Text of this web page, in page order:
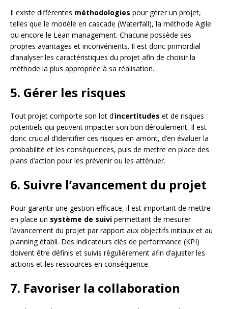
Il existe différentes méthodologies pour gérer un projet,
telles que le modèle en cascade (Waterfall), la méthode Agile
ou encore le Lean management. Chacune possède ses
propres avantages et inconvénients. Il est donc primordial
d’analyser les caractéristiques du projet afin de choisir la
méthode la plus appropriée à sa réalisation.
5. Gérer les risques
Tout projet comporte son lot d’incertitudes et de risques
potentiels qui peuvent impacter son bon déroulement. Il est
donc crucial d’identifier ces risques en amont, d’en évaluer la
probabilité et les conséquences, puis de mettre en place des
plans d’action pour les prévenir ou les atténuer.
6. Suivre l’avancement du projet
Pour garantir une gestion efficace, il est important de mettre
en place un système de suivi permettant de mesurer
l’avancement du projet par rapport aux objectifs initiaux et au
planning établi. Des indicateurs clés de performance (KPI)
doivent être définis et suivis régulièrement afin d’ajuster les
actions et les ressources en conséquence.
7. Favoriser la collaboration